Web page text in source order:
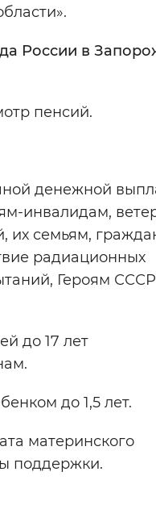
России в
пенсий.
денежной
инвалидам,
их семьям,
радиационных
Героям
до 17 лет
до 1,5 лет.
материнского
поддержки.